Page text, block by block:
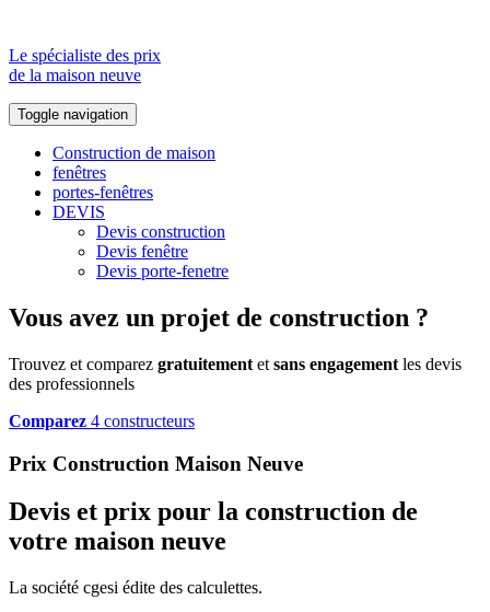
Le spécialiste des prix
de la maison neuve
Toggle navigation
Construction de maison
fenêtres
portes-fenêtres
DEVIS
Devis construction
Devis fenêtre
Devis porte-fenetre
Vous avez un projet de construction ?
Trouvez et comparez gratuitement et sans engagement les devis
des professionnels
Comparez 4 constructeurs
Prix Construction Maison Neuve
Devis et prix pour la construction de
votre maison neuve
La société cgesi édite des calculettes.